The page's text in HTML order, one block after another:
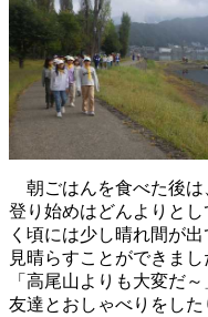
朝ごはんを食べた後は
登り始めはどんよりと
く頃には少し晴れ間が
見晴らすことができま
「高尾山よりも大変だ
友達とおしゃべりをし